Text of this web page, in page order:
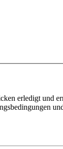
erledigt und